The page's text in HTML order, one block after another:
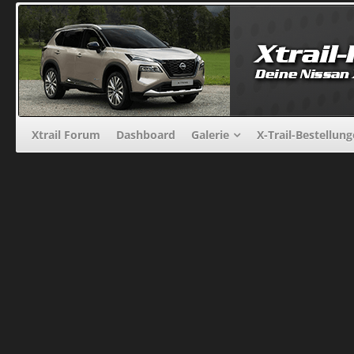
Xtrail Forum Dashboard Galerie X-Trail-